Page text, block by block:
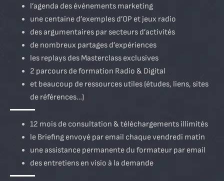
l’agenda des événements marketing
une centaine d’exemples d’OP et jeux radio
des argumentaires par secteurs d’activités
de nombreux partages d’expériences
les replays des Masterclass exclusives
2 parcours de formation Radio & Digital
et beaucoup de ressources utiles (études, liens, sites
de références…)
12 mois de consultation & téléchargements illimités
le Briefing envoyé par email chaque vendredi matin
une assistance permanente du formateur par email
des entretiens en visio à la demande